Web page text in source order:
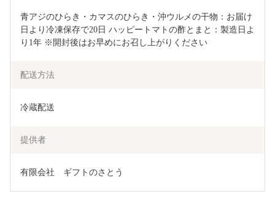
青アジのひらき・カマスのひらき・沖ウルメの干物：お届け
日より冷凍保存で20日 ハッピートマトの酢とまと：製造日よ
り1年 ※開封後はお早めにお召し上がりください
配送方法
冷蔵配送
提供者
有限会社　ギフトのさとう